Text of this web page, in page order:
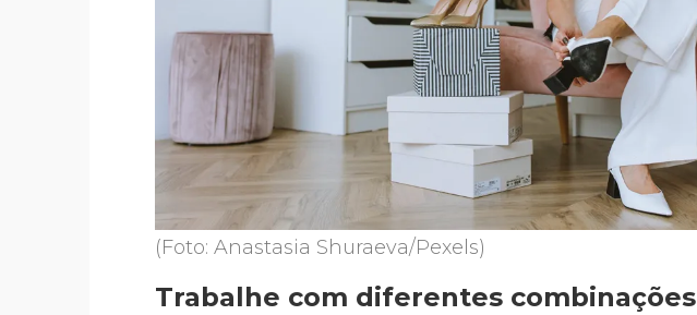
(Foto: Anastasia Shuraeva/Pexels)
Trabalhe com diferentes combinações